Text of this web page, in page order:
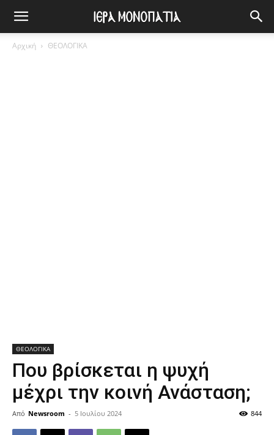
Αρχική ΘΕΟΛΟΓΙΚΑ
ΘΕΟΛΟΓΙΚΑ
Που βρίσκεται η ψυχή
μέχρι την κοινή Ανάσταση;
Από Newsroom - 5 Ιουλίου 2024 844